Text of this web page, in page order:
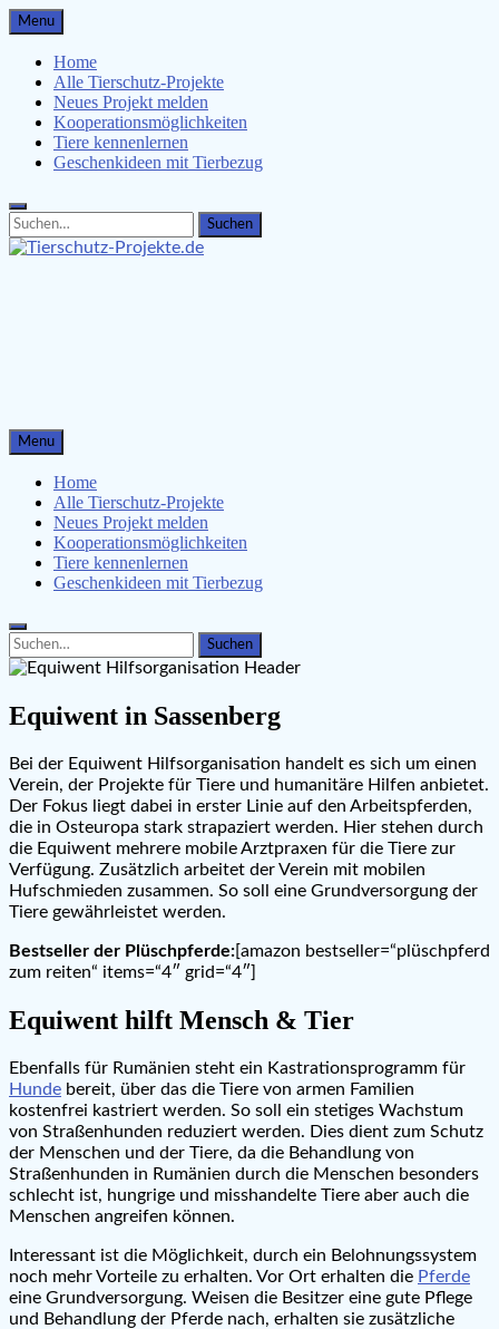
Skip
to
content
Menu
Home
Alle Tierschutz-Projekte
Neues Projekt melden
Kooperationsmöglichkeiten
Tiere kennenlernen
Geschenkideen mit Tierbezug
Search
for:
Search
Menu
Home
Alle Tierschutz-Projekte
Neues Projekt melden
Kooperationsmöglichkeiten
Tiere kennenlernen
Geschenkideen mit Tierbezug
Search
for:
Search
Equiwent in Sassenberg
Bei der Equiwent Hilfsorganisation handelt es sich um einen
Verein, der Projekte für Tiere und humanitäre Hilfen anbietet.
Der Fokus liegt dabei in erster Linie auf den Arbeitspferden,
die in Osteuropa stark strapaziert werden. Hier stehen durch
die Equiwent mehrere mobile Arztpraxen für die Tiere zur
Verfügung. Zusätzlich arbeitet der Verein mit mobilen
Hufschmieden zusammen. So soll eine Grundversorgung der
Tiere gewährleistet werden.
Bestseller der Plüschpferde:[amazon bestseller=“plüschpferd
zum reiten“ items=“4″ grid=“4″]
Equiwent hilft Mensch & Tier
Ebenfalls für Rumänien steht ein Kastrationsprogramm für
Hunde bereit, über das die Tiere von armen Familien
kostenfrei kastriert werden. So soll ein stetiges Wachstum
von Straßenhunden reduziert werden. Dies dient zum Schutz
der Menschen und der Tiere, da die Behandlung von
Straßenhunden in Rumänien durch die Menschen besonders
schlecht ist, hungrige und misshandelte Tiere aber auch die
Menschen angreifen können.
Interessant ist die Möglichkeit, durch ein Belohnungssystem
noch mehr Vorteile zu erhalten. Vor Ort erhalten die Pferde
eine Grundversorgung. Weisen die Besitzer eine gute Pflege
und Behandlung der Pferde nach, erhalten sie zusätzliche